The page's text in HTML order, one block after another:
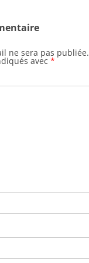
ne sera pas publiée.
avec *